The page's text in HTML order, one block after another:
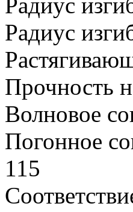
Радиус
Прочность
Волновое
Погонное
115